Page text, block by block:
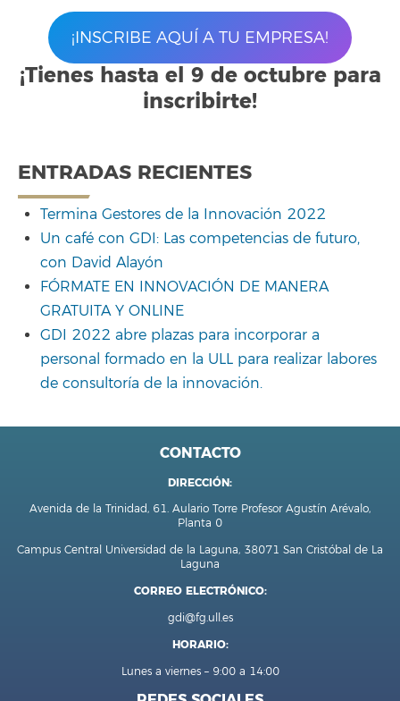
¡INSCRIBE AQUÍ A TU EMPRESA!
¡Tienes hasta el 9 de octubre para
inscribirte!
ENTRADAS RECIENTES
Termina Gestores de la Innovación 2022
Un café con GDI: Las competencias de futuro,
con David Alayón
FÓRMATE EN INNOVACIÓN DE MANERA
GRATUITA Y ONLINE
GDI 2022 abre plazas para incorporar a
personal formado en la ULL para realizar labores
de consultoría de la innovación.
CONTACTO
DIRECCIÓN:
Avenida de la Trinidad, 61. Aulario Torre Profesor Agustín Arévalo,
Planta 0
Campus Central Universidad de la Laguna, 38071 San Cristóbal de La
Laguna
CORREO ELECTRÓNICO:
gdi@fg.ull.es
HORARIO:
Lunes a viernes – 9:00 a 14:00